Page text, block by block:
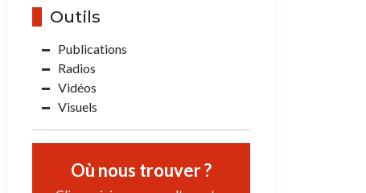
Outils
Publications
Radios
Vidéos
Visuels
Où nous trouver ?